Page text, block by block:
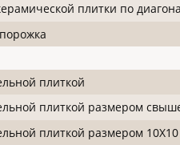
плитки по
плиткой
плиткой размером
плиткой размером 10Х10